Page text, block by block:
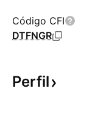
Código CFI
DTFNGR
Perfil